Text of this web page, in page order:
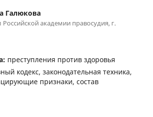
Галюкова
академии правосудия, г.
преступления против здоровья
кодекс, законодательная техника,
признаки, состав